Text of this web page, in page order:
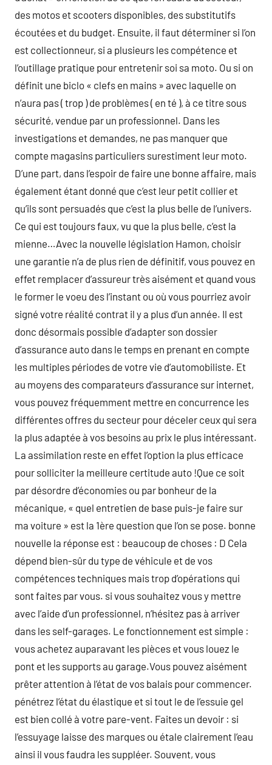
des motos et scooters disponibles, des substitutifs
écoutées et du budget. Ensuite, il faut déterminer si l’on
est collectionneur, si a plusieurs les compétence et
l’outillage pratique pour entretenir soi sa moto. Ou si on
définit une biclo « clefs en mains » avec laquelle on
n’aura pas ( trop ) de problèmes ( en té ), à ce titre sous
sécurité, vendue par un professionnel. Dans les
investigations et demandes, ne pas manquer que
compte magasins particuliers surestiment leur moto.
D’une part, dans l’espoir de faire une bonne affaire, mais
également étant donné que c’est leur petit collier et
qu’ils sont persuadés que c’est la plus belle de l’univers.
Ce qui est toujours faux, vu que la plus belle, c’est la
mienne…Avec la nouvelle législation Hamon, choisir
une garantie n’a de plus rien de définitif, vous pouvez en
effet remplacer d’assureur très aisément et quand vous
le former le voeu des l’instant ou où vous pourriez avoir
signé votre réalité contrat il y a plus d’un année. Il est
donc désormais possible d’adapter son dossier
d’assurance auto dans le temps en prenant en compte
les multiples périodes de votre vie d’automobiliste. Et
au moyens des comparateurs d’assurance sur internet,
vous pouvez fréquemment mettre en concurrence les
différentes offres du secteur pour déceler ceux qui sera
la plus adaptée à vos besoins au prix le plus intéressant.
La assimilation reste en effet l’option la plus efficace
pour solliciter la meilleure certitude auto !Que ce soit
par désordre d’économies ou par bonheur de la
mécanique, « quel entretien de base puis-je faire sur
ma voiture » est la 1ère question que l’on se pose. bonne
nouvelle la réponse est : beaucoup de choses : D Cela
dépend bien-sûr du type de véhicule et de vos
compétences techniques mais trop d’opérations qui
sont faites par vous. si vous souhaitez vous y mettre
avec l’aide d’un professionnel, n’hésitez pas à arriver
dans les self-garages. Le fonctionnement est simple :
vous achetez auparavant les pièces et vous louez le
pont et les supports au garage.Vous pouvez aisément
prêter attention à l’état de vos balais pour commencer.
pénétrez l’état du élastique et si tout le de l’essuie gel
est bien collé à votre pare-vent. Faites un devoir : si
l’essuyage laisse des marques ou étale clairement l’eau
ainsi il vous faudra les suppléer. Souvent, vous